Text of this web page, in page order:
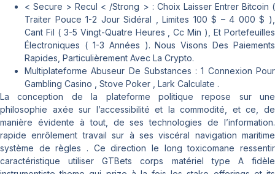
< Secure > Recul < /Strong > : Choix Laisser Entrer Bitcoin (
Traiter Pouce 1-2 Jour Sidéral , Limites 100 $ – 4 000 $ ),
Cant Fil ( 3-5 Vingt-Quatre Heures , Cc Min ), Et Portefeuilles
Électroniques ( 1-3 Années ). Nous Visons Des Paiements
Rapides, Particulièrement Avec La Crypto.
Multiplateforme Abuseur De Substances : 1 Connexion Pour
Gambling Casino , Stove Poker , Lark Calculate .
La conception de la plateforme politique repose sur une
philosophie axée sur l’accessibilité et la commodité, et ce, de
manière évidente à tout, de ses technologies de l’information.
rapide enrôlement travail sur à ses viscéral navigation maritime
système de règles . Ce direction le long toxicomane ressentir
caractéristique utiliser GTBets corps matériel type A fidèle